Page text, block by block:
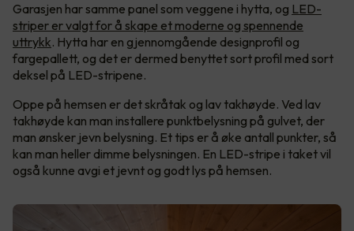
Garasjen har samme panel som veggene i hytta, og LED-
striper er valgt for å skape et moderne og spennende
uttrykk. Hytta har en gjennomgående designprofil og
fargepallett, og det er dermed benyttet sort profil med sort
deksel på LED-stripene.
Oppe på hemsen er det skråtak og lav takhøyde. Ved lav
takhøyde kan man installere punktbelysning på gulvet, der
man ønsker jevn belysning. Et tips er å øke antall punkter, så
kan man heller dimme belysningen. En LED-stripe i taket vil
også kunne avgi et jevnt og godt lys på hemsen.